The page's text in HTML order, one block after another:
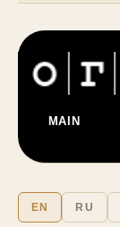
MAIN
EN RU